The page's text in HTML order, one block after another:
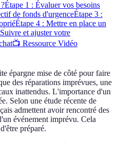
Étape 1 : Évaluer vos besoins
de fonds d'urgenceÉtape 3 :
Étape 4 : Mettre en place un
et ajuster votre
📺 Ressource Vidéo
épargne mise de côté pour faire
des réparations imprévues, une
inattendus. L'importance d'un
Selon une étude récente de
admettent avoir rencontré des
événement imprévu. Cela
préparé.